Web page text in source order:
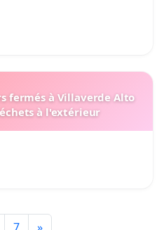
fermés à Villaverde Alto
à l'extérieur